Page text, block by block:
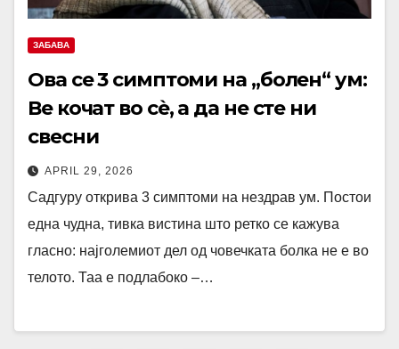
ЗАБАВА
Ова се 3 симптоми на „болен“ ум:
Ве кочат во сè, а да не сте ни
свесни
APRIL 29, 2026
Садгуру открива 3 симптоми на нездрав ум. Постои
една чудна, тивка вистина што ретко се кажува
гласно: најголемиот дел од човечката болка не е во
телото. Таа е подлабоко –…